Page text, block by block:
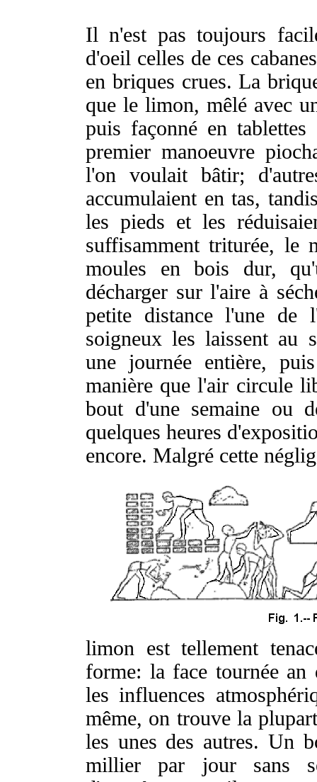
Il n'est pas toujours
d'oeil celles de ces
en briques crues. La
que le limon, mêlé avec
puis façonné en
premier manoeuvre
l'on voulait bâtir;
accumulaient en tas,
les pieds et les
suffisamment triturée, le
moules en bois dur,
décharger sur l'aire à
petite distance l'une de
soigneux les laissent au
une journée entière,
manière que l'air circule
bout d'une semaine ou
quelques heures
encore. Malgré cette
limon est tellement
forme: la face tournée an
les influences
même, on trouve la
les unes des autres. Un
millier par jour sans